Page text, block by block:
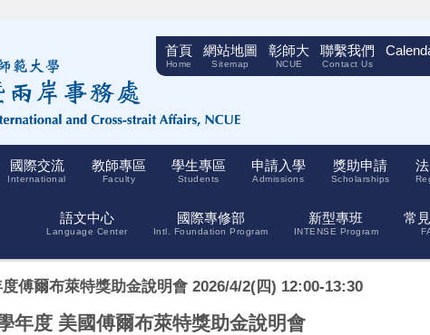
首頁
Home
網站地圖
Sitemap
彰師大
NCUE
聯繫我們
Contact Us
國際交流
International
教師專區
Faculty
學生專區
Students
申請入學
Admissions
獎助申請
Scholarships
語文中心
Language Center
國際專修部
Intl. Foundation Program
新型專班
INTENSE Program
常
度傅爾布萊特獎助金說明會 2026/4/2(四) 12:00-13:30
年度 美國傅爾布萊特獎助金說明會